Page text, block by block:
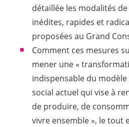
détaillée les modalités
inédites, rapides et
proposées au Grand
Comment ces mesures
mener une «
indispensable du
social actuel qui vise à
de produire, de
vivre ensemble », le tout